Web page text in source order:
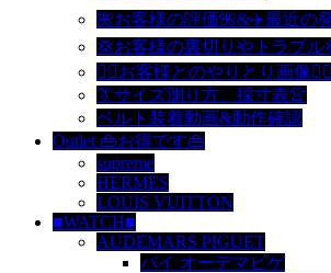
🌺お客様の評価🌺&✈️最近の
💢お客様の裏切りやトラブル
🙆‍♀️お客様とのやりとり画像🙆‍♂️
👔サイズ測り方、採寸表👚
ベルト装着動画&動作確認
Outlet 👜お得です👜
supreme
HERMES
LOUIS VUITTON
■WATCH■
AUDEMARS PIGUET
バイ オーデマピゲ